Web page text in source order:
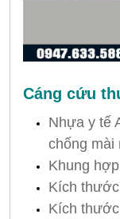
Cáng cứu
Nhựa y tế
chống mài
Khung
Kích
Kích